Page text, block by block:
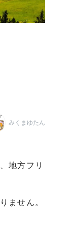
みくまゆたん
地方フリ
ません。